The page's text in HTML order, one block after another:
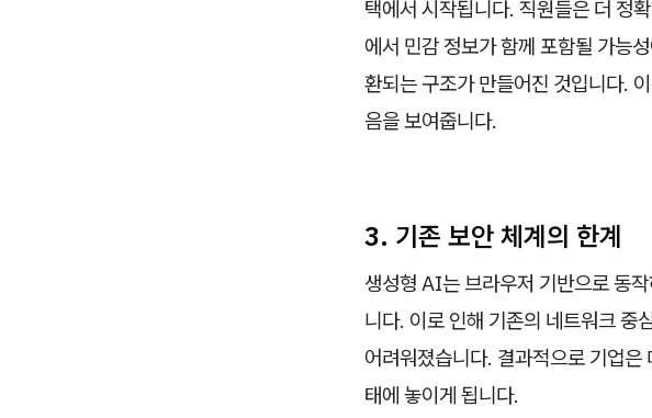
택에서 시작됩니다. 직원들은 더 정
에서 민감 정보가 함께 포함될 가능
환되는 구조가 만들어진 것입니다.
음을 보여줍니다.
3. 기존 보안 체계의 한계
생성형 AI는 브라우저 기반으로 동
니다. 이로 인해 기존의 네트워크 중
어려워졌습니다. 결과적으로 기업
태에 놓이게 됩니다.